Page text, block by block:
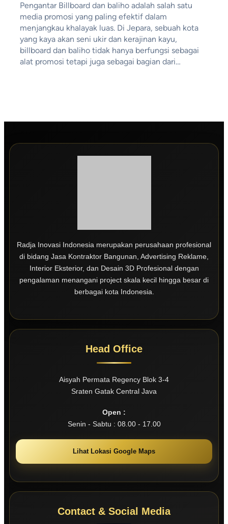
Pengantar Billboard dan baliho adalah salah satu
media promosi yang paling efektif dalam
menjangkau khalayak luas. Di Jepara, sebuah kota
yang kaya akan seni ukir dan kerajinan kayu,
billboard dan baliho tidak hanya berfungsi sebagai
alat promosi tetapi juga sebagai bagian dari…
Radja Inovasi Indonesia merupakan perusahaan profesional
di bidang Jasa Kontraktor Bangunan, Advertising Reklame,
Interior Eksterior, dan Desain 3D Profesional dengan
pengalaman menangani project skala kecil hingga besar di
berbagai kota Indonesia.
Head Office
Aisyah Permata Regency Blok 3-4
Sraten Gatak Central Java
Open :
Senin - Sabtu : 08.00 - 17.00
Lihat Lokasi Google Maps
Contact & Social Media